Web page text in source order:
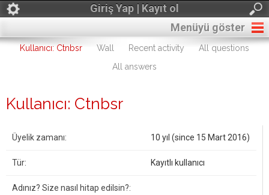
Giriş Yap | Kayıt ol
Menüyü göster
Kullanıcı: Ctnbsr Wall Recent activity
All questions
All answers
Kullanıcı: Ctnbsr
Üyelik zamanı: 10 yıl (since 15 Mart 2016)
Tür: Kayıtlı kullanıcı
Adınız? Size nasıl hitap edilsin?: